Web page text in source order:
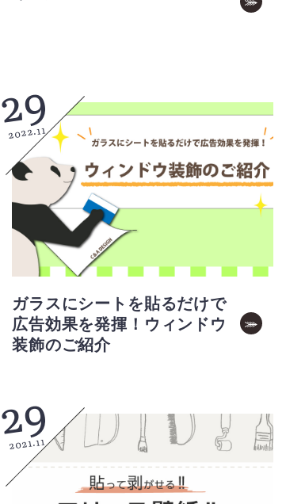
29
2022.11
ガラスにシートを貼るだけで
広告効果を発揮！ウィンドウ
装飾のご紹介
29
2021.11